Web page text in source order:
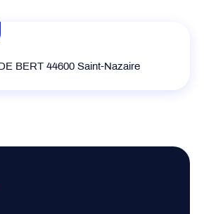
BERT 44600 Saint-Nazaire